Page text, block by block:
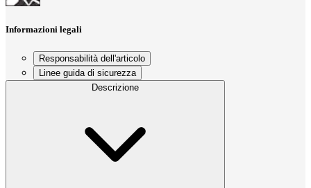
Informazioni legali
Responsabilità dell'articolo
Linee guida di sicurezza
Descrizione